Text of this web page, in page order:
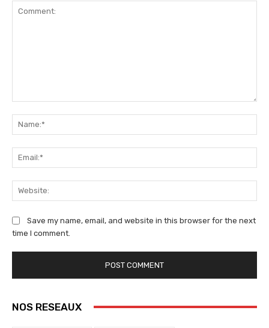
Save my name, email, and website in this browser for the next
time I comment.
NOS RESEAUX